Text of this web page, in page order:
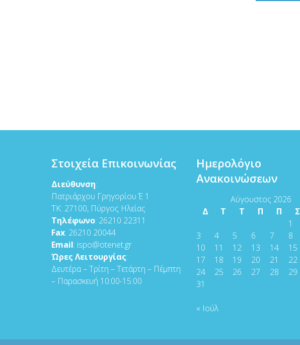
Στοιχεία Επικοινωνίας
Διεύθυνση:
Πατριάρχου Γρηγορίου Έ 1
ΤΚ: 27100, Πύργος Ηλείας
Τηλέφωνο: 26210 22311
Fax: 26210 20044
Email: ispo@otenet.gr
Ώρες Λειτουργίας:
Δευτέρα – Τρίτη – Τετάρτη – Πέμπτη
– Παρασκευή 10:00-15:00
Ημερολόγιο
Ανακοινώσεων
Αύγουστος 2026
Δ
Τ Τ Π Π Σ
1
3
4 5 6 7 8
10
11 12 13 14 15
17
18 19 20 21 22
24
25 26 27 28 29
31
« Ιούλ